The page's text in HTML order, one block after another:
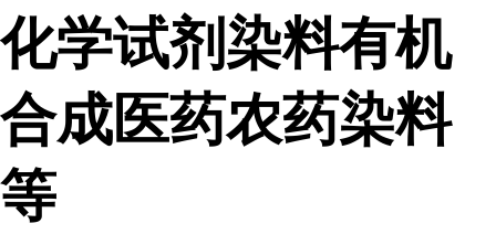
化学试剂染料有机
合成医药农药染料
等